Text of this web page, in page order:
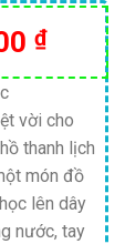
₫.
₫Giá
hiện
là:
vời cho
thanh lịch
món đồ
lên dây
nước, tay